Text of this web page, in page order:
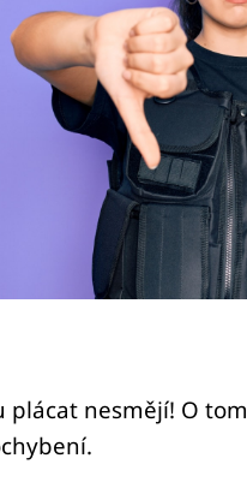
plácat nesmějí! O